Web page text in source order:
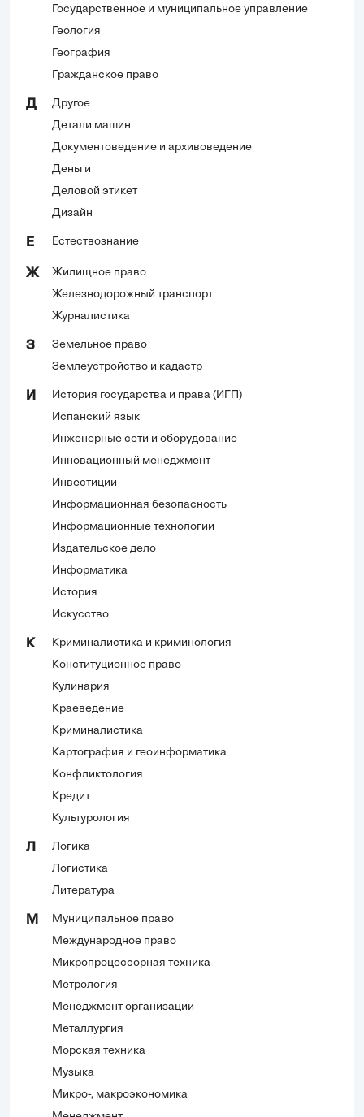
Государственное и муниципальное управление
Геология
География
Гражданское право
Д
Другое
Детали машин
Документоведение и архивоведение
Деньги
Деловой этикет
Дизайн
Е Естествознание
Ж
Жилищное право
Железнодорожный транспорт
Журналистика
З
Земельное право
Землеустройство и кадастр
И
История государства и права (ИГП)
Испанский язык
Инженерные сети и оборудование
Инновационный менеджмент
Инвестиции
Информационная безопасность
Информационные технологии
Издательское дело
Информатика
История
Искусство
К
Криминалистика и криминология
Конституционное право
Кулинария
Краеведение
Криминалистика
Картография и геоинформатика
Конфликтология
Кредит
Культурология
Л
Логика
Логистика
Литература
М
Муниципальное право
Международное право
Микропроцессорная техника
Метрология
Менеджмент организации
Металлургия
Морская техника
Музыка
Микро-, макроэкономика